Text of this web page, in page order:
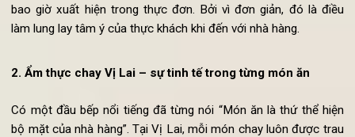
đẹp, đáng trân trọng. Dù là vì niềm tin tôn giáo, hay đơn
chỉ là yêu thương chúng sanh đơn thuần. Vì vậy, điều Vị
trong chặng đường dài của người ăn chay. Đó cũng là lý do
bao giờ xuất hiện trong thực đơn. Bởi vì đơn giản, đó là
làm lung lay tâm ý của thực khách khi đến với nhà hàng.